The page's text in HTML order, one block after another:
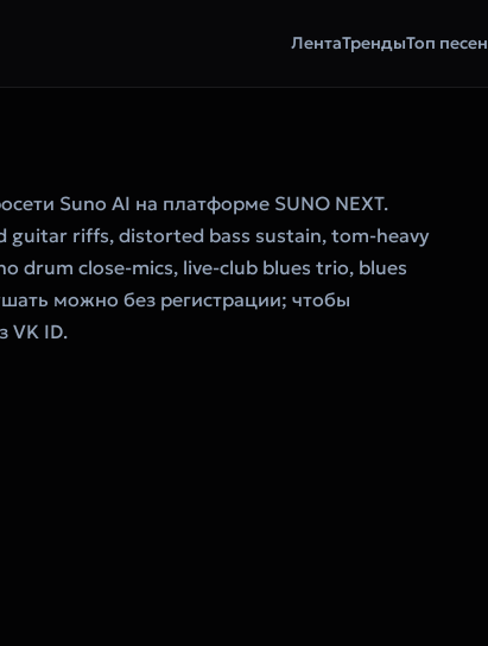
ЛентаТрендыТоп песен
Suno AI на платформе SUNO NEXT.
guitar riffs, distorted bass sustain, tom-heavy
drum close-mics, live-club blues trio, blues
можно без регистрации; чтобы
VK ID.